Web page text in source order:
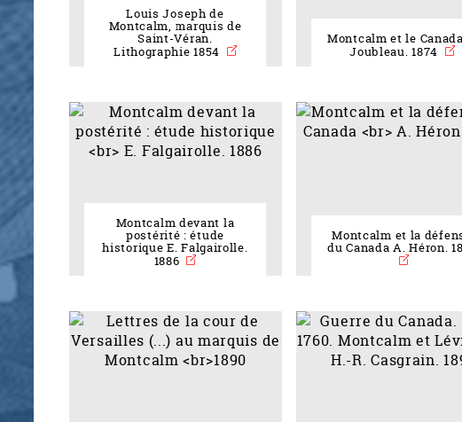
Louis Joseph de
Montcalm, marquis de
Saint-Véran.
Lithographie 1854
Montcalm et le
Joubleau. 1874
Montcalm devant la
postérité : étude
historique E. Falgairolle.
1886
Montcalm et la
du Canada A. Héron.